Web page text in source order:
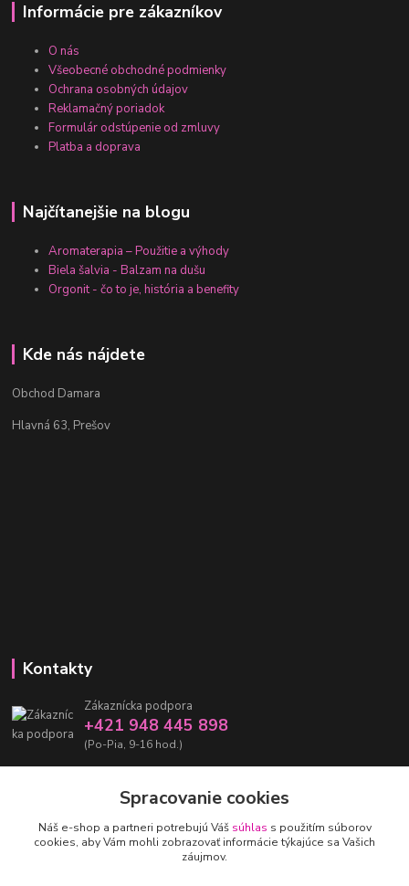
Informácie pre zákazníkov
O nás
Všeobecné obchodné podmienky
Ochrana osobných údajov
Reklamačný poriadok
Formulár odstúpenie od zmluvy
Platba a doprava
Najčítanejšie na blogu
Aromaterapia – Použitie a výhody
Biela šalvia - Balzam na dušu
Orgonit - čo to je, história a benefity
Kde nás nájdete
Obchod Damara
Hlavná 63, Prešov
Kontakty
Zákaznícka podpora
+421 948 445 898
(Po-Pia, 9-16 hod.)
Spracovanie cookies
Náš e-shop a partneri potrebujú Váš súhlas s použitím súborov
cookies, aby Vám mohli zobrazovať informácie týkajúce sa Vašich
záujmov.